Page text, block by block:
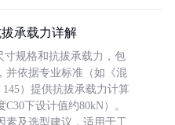
承载力详解
寸规格和抗拔承载力，包
并依据专业标准（如《混
）提供抗拔承载力计算
下设计值约80kN）。
素及选型建议，适用于工